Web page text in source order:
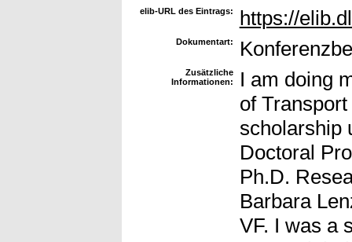
elib-URL des Eintrags: https://
Dokumentart:
Zusätzliche
Informationen:
I am doing
of
scholarship
Doctoral
Ph.D.
Barbara
VF. I was a